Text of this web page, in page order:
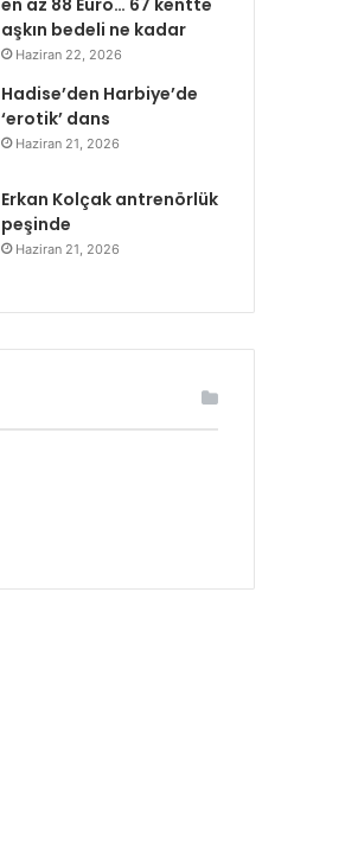
en az 88 Euro… 67 kentte
aşkın bedeli ne kadar
Haziran 22, 2026
Hadise’den Harbiye’de
‘erotik’ dans
Haziran 21, 2026
Erkan Kolçak antrenörlük
peşinde
Haziran 21, 2026